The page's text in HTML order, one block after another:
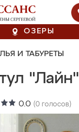
ОЗЕРЫ
И ТАБУРЕТЫ
"Лайн"
0.0 (0 голосов)